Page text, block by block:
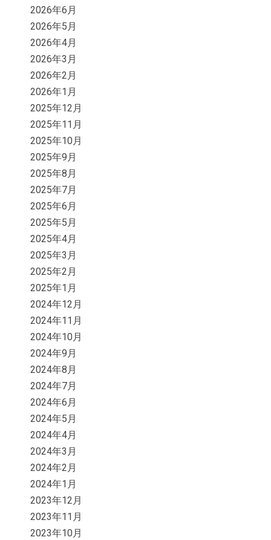
2026年6月
2026年5月
2026年4月
2026年3月
2026年2月
2026年1月
2025年12月
2025年11月
2025年10月
2025年9月
2025年8月
2025年7月
2025年6月
2025年5月
2025年4月
2025年3月
2025年2月
2025年1月
2024年12月
2024年11月
2024年10月
2024年9月
2024年8月
2024年7月
2024年6月
2024年5月
2024年4月
2024年3月
2024年2月
2024年1月
2023年12月
2023年11月
2023年10月